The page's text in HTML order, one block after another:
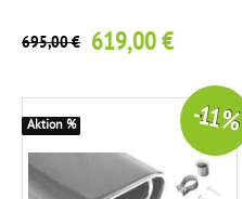
695,00 € 619,00 €
-11 %
Aktion %